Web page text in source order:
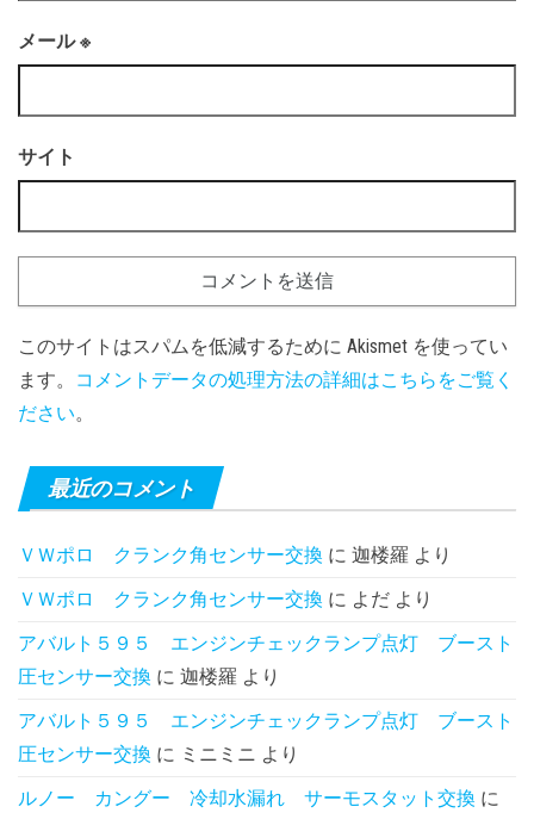
メール※
サイト
このサイトはスパムを低減するために Akismet を使ってい
ます。
コメントデータの処理方法の詳細はこちらをご覧く
ださい。
最近のコメント
ＶＷポロ クランク角センサー交換 に 迦楼羅 より
ＶＷポロ クランク角センサー交換 に よだ より
アバルト５９５ エンジンチェックランプ点灯 ブースト
圧センサー交換 に 迦楼羅 より
アバルト５９５ エンジンチェックランプ点灯 ブースト
圧センサー交換 に ミニミニ より
ルノー カングー 冷却水漏れ サーモスタット交換 に